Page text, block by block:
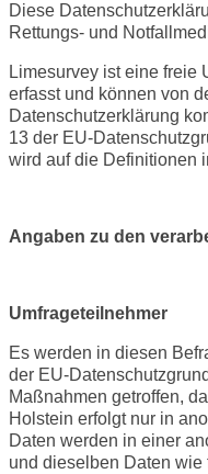
Diese
Rettungs- und
Limesurvey ist eine freie
erfasst und können von
Datenschutzerklärung
13 der EU-
wird auf die Definitionen
Angaben zu den
Umfrageteilnehmer
Es werden in diesen
der EU-
Maßnahmen getroffen,
Holstein erfolgt nur in
Daten werden in einer
und dieselben Daten